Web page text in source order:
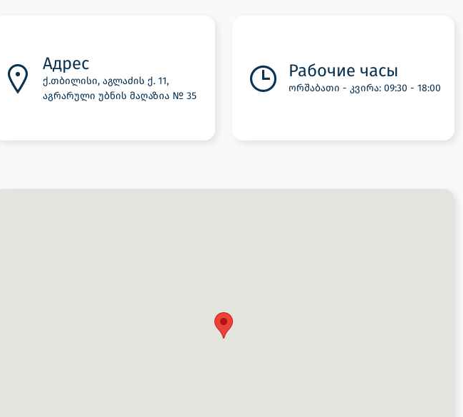
Адрес
ქ.თბილისი, აგლაძის ქ. 11,
აგრარული უბნის მაღაზია № 35
Рабочие часы
ორშაბათი - კვირა: 09:30 - 18:00